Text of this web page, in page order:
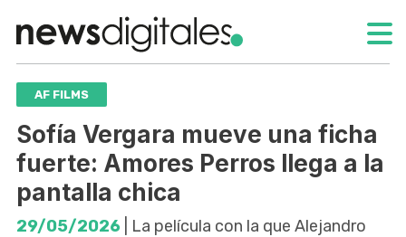
AF FILMS
Sofía Vergara mueve una ficha
fuerte: Amores Perros llega a la
pantalla chica
29/05/2026 | La película con la que Alejandro